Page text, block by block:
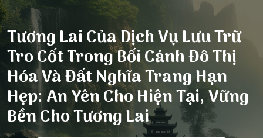
Tương Lai Của Dịch Vụ Lưu Trữ
Tro Cốt Trong Bối Cảnh Đô Thị
Hóa Và Đất Nghĩa Trang Hạn
Hẹp: An Yên Cho Hiện Tại, Vững
Bền Cho Tương Lai